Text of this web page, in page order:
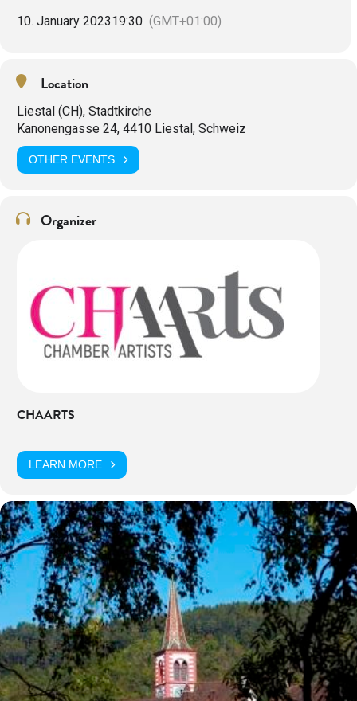
10. January 202319:30 (GMT+01:00)
Location
Liestal (CH), Stadtkirche
Kanonengasse 24, 4410 Liestal, Schweiz
OTHER EVENTS
Organizer
CHAARTS
LEARN MORE